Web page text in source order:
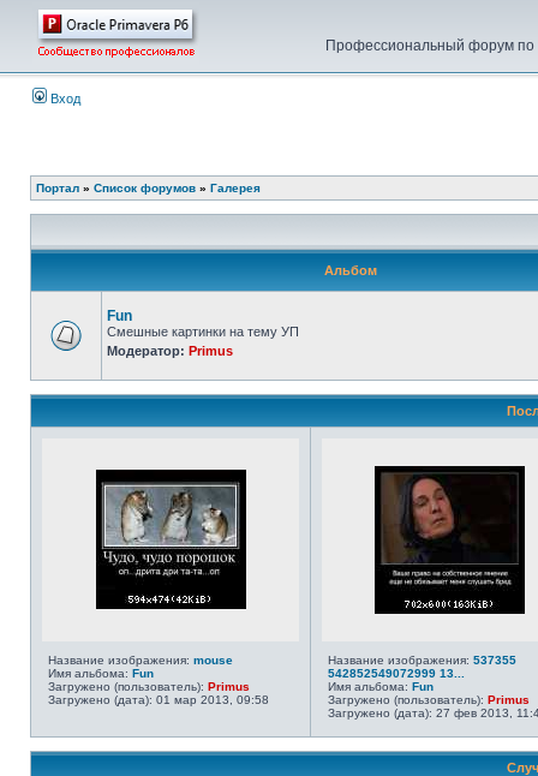
Профессиональный форум по
Вход
Портал » Список форумов » Галерея
Альбом
Fun
Смешные картинки на тему УП
Модератор: Primus
Название изображения: mouse
Имя альбома: Fun
Загружено (пользователь): Primus
Загружено (дата): 01 мар 2013, 09:58
Название изображения: 537355
542852549072999 13...
Имя альбома: Fun
Загружено (пользователь): Primus
Загружено (дата): 27 фев 2013,